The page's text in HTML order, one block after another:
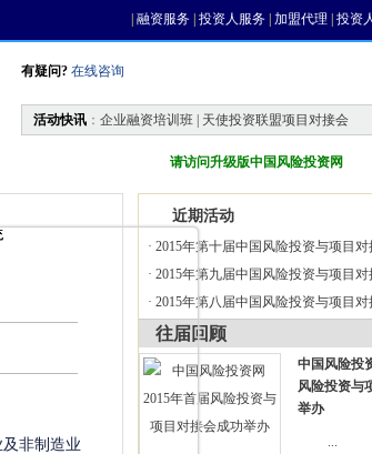
融资服务 投资人服务 加盟代理 投资
有疑问? 在线咨询
活动快讯 ： 企业融资培训班 | 天使投资联盟项目对接会
请访问升级版中国风险投资网
非制造业
近期活动
· 2015年第十届中国风险投资与项目对
· 2015年第九届中国风险投资与项目对
· 2015年第八届中国风险投资与项目对
往届回顾
中国风险投
风险投资与
举办
...